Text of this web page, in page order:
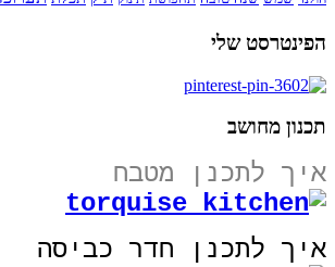
הפינטרסט שלי
תכנון מחושב
איך לתכנן מטבח
איך לתכנן חדר כביסה